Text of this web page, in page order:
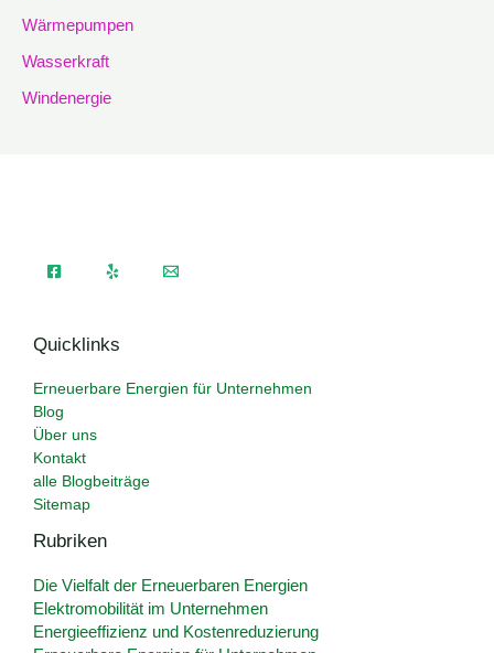
Wärmepumpen
Wasserkraft
Windenergie
Quicklinks
Erneuerbare Energien für Unternehmen
Blog
Über uns
Kontakt
alle Blogbeiträge
Sitemap
Rubriken
Die Vielfalt der Erneuerbaren Energien
Elektromobilität im Unternehmen
Energieeffizienz und Kostenreduzierung